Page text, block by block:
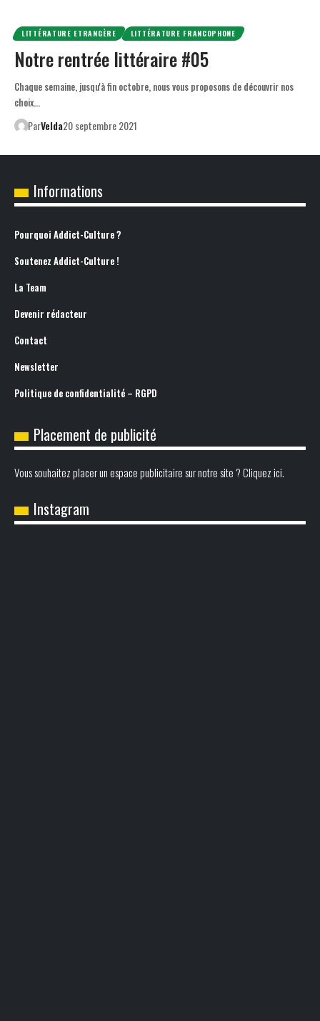
LITTÉRATURE ETRANGÈRE LITTÉRATURE FRANCOPHONE
Notre rentrée littéraire #05
Chaque semaine, jusqu'à fin octobre, nous vous proposons de découvrir nos
choix…
ParVelda20 septembre 2021
Informations
Pourquoi Addict-Culture ?
Soutenez Addict-Culture !
La Team
Devenir rédacteur
Contact
Newsletter
Politique de confidentialité – RGPD
Placement de publicité
Vous souhaitez placer un espace publicitaire sur notre site ? Cliquez ici.
Instagram